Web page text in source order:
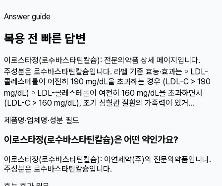
Answer guide
복용 전 빠른 답변
이로스타정(로수바스타틴칼슘): 전문의약품 상세 페이지입니다.
주성분은 로수바스타틴칼슘입니다. 라벨 기준 효능·효과는 ￮ LDL-
콜레스테롤이 여전히 190 mg/dL을 초과하는 경우 (LDL-C > 190
mg/dL) ￮ LDL-콜레스테롤이 여전히 160 mg/dL을 초과하면서
(LDL-C > 160 mg/dL), 조기 심혈관 질환의 가족력이 있거...
제품명·업체명·성분 필드
이로스타정(로수바스타틴칼슘)은 어떤 약인가요?
이로스타정(로수바스타틴칼슘): 이연제약(주)의 전문의약품입니다.
주성분은 로수바스타틴칼슘입니다.